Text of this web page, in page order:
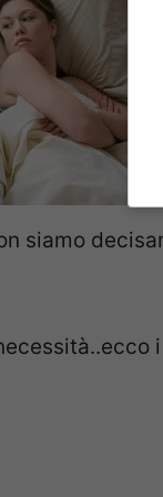
siamo